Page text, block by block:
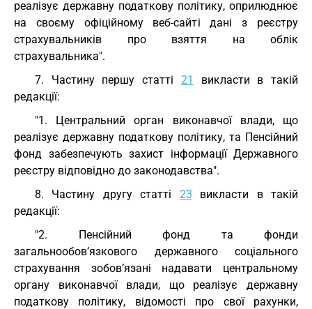
реалізує державну податкову політику, оприлюднює
на своєму офіційному веб-сайті дані з реєстру
страхувальників про взяття на облік
страхувальника".
7. Частину першу статті 21
викласти в такій
редакції:
"1. Центральний орган виконавчої влади, що
реалізує державну податкову політику, та Пенсійний
фонд забезпечують захист інформації Державного
реєстру відповідно до законодавства".
8. Частину другу статті 23 викласти в такій
редакції:
"2. Пенсійний фонд та фонди
загальнообов’язкового державного соціального
страхування зобов’язані надавати центральному
органу виконавчої влади, що реалізує державну
податкову політику, відомості про свої рахунки,